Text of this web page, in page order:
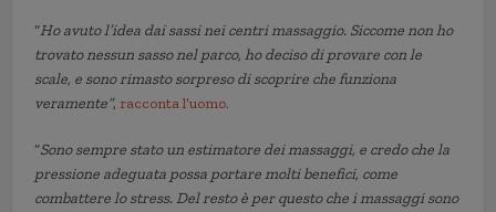
“Ho avuto l’idea dai sassi nei centri massaggio. Siccome non ho
trovato nessun sasso nel parco, ho deciso di provare con le
scale, e sono rimasto sorpreso di scoprire che funziona
veramente”, racconta l’uomo.
“Sono sempre stato un estimatore dei massaggi, e credo che la
pressione adeguata possa portare molti benefici, come
combattere lo stress. Del resto è per questo che i massaggi sono